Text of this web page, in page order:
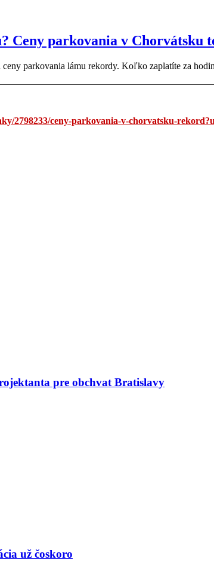
Ceny parkovania v
parkovania lámu rekordy. Koľko zaplatíte za
2798233/ceny-parkovania-v-chorvatsku-
pre obchvat Bratislavy
už čoskoro